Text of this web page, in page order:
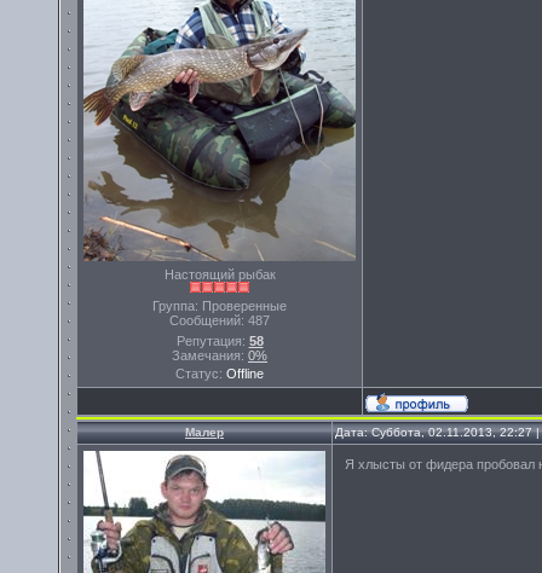
Настоящий рыбак
Группа: Проверенные
Сообщений: 487
Репутация: 58
Замечания: 0%
Статус: Offline
Малер Дата: Суббота, 02.11.2013, 22:27
Я хлысты от фидера пробовал